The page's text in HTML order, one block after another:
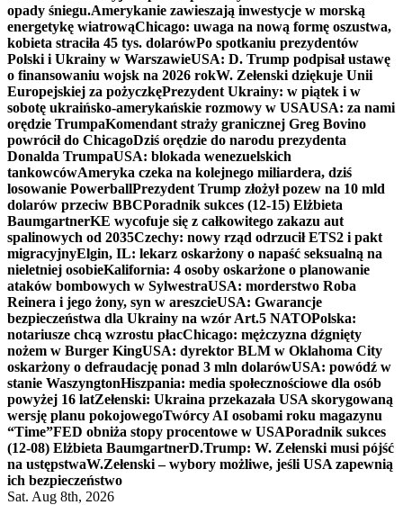
opady śniegu.Amerykanie zawieszają inwestycje w morską
energetykę wiatrowąChicago: uwaga na nową formę oszustwa,
kobieta straciła 45 tys. dolarówPo spotkaniu prezydentów
Polski i Ukrainy w WarszawieUSA: D. Trump podpisał ustawę
o finansowaniu wojsk na 2026 rokW. Zełenski dziękuje Unii
Europejskiej za pożyczkęPrezydent Ukrainy: w piątek i w
sobotę ukraińsko-amerykańskie rozmowy w USAUSA: za nami
orędzie TrumpaKomendant straży granicznej Greg Bovino
powrócił do ChicagoDziś orędzie do narodu prezydenta
Donalda TrumpaUSA: blokada wenezuelskich
tankowcówAmeryka czeka na kolejnego miliardera, dziś
losowanie PowerballPrezydent Trump złożył pozew na 10 mld
dolarów przeciw BBCPoradnik sukces (12-15) Elżbieta
BaumgartnerKE wycofuje się z całkowitego zakazu aut
spalinowych od 2035Czechy: nowy rząd odrzucił ETS2 i pakt
migracyjnyElgin, IL: lekarz oskarżony o napaść seksualną na
nieletniej osobieKalifornia: 4 osoby oskarżone o planowanie
ataków bombowych w SylwestraUSA: morderstwo Roba
Reinera i jego żony, syn w areszcieUSA: Gwarancje
bezpieczeństwa dla Ukrainy na wzór Art.5 NATOPolska:
notariusze chcą wzrostu płacChicago: mężczyzna dźgnięty
nożem w Burger KingUSA: dyrektor BLM w Oklahoma City
oskarżony o defraudację ponad 3 mln dolarówUSA: powódź w
stanie WaszyngtonHiszpania: media społecznościowe dla osób
powyżej 16 latZełenski: Ukraina przekazała USA skorygowaną
wersję planu pokojowegoTwórcy AI osobami roku magazynu
“Time”FED obniża stopy procentowe w USAPoradnik sukces
(12-08) Elżbieta BaumgartnerD.Trump: W. Zełenski musi pójść
na ustępstwaW.Zełenski – wybory możliwe, jeśli USA zapewnią
ich bezpieczeństwo
Sat. Aug 8th, 2026